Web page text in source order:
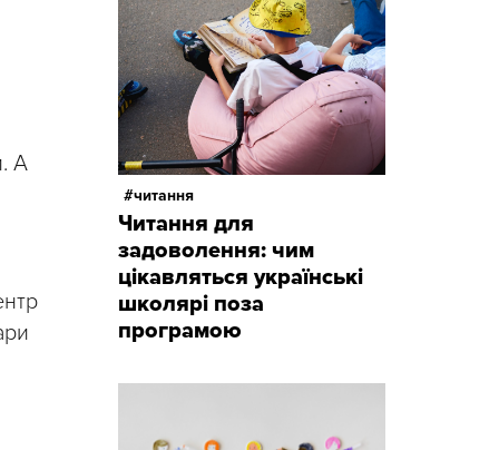
А
читання
Читання для
задоволення: чим
цікавляться українські
школярі поза
програмою